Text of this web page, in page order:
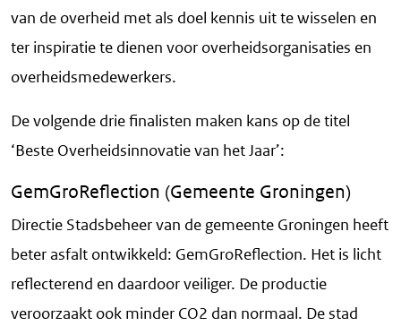
van de overheid met als doel kennis uit te wisselen en
ter inspiratie te dienen voor overheidsorganisaties en
overheidsmedewerkers.
De volgende drie finalisten maken kans op de titel
‘Beste Overheidsinnovatie van het Jaar’:
GemGroReflection (Gemeente Groningen)
Directie Stadsbeheer van de gemeente Groningen heeft
beter asfalt ontwikkeld: GemGroReflection. Het is licht
reflecterend en daardoor veiliger. De productie
veroorzaakt ook minder CO2 dan normaal. De stad